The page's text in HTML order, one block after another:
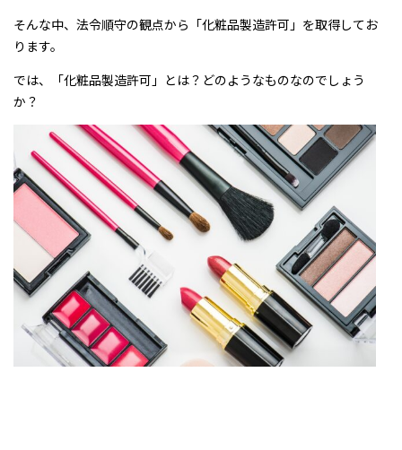
そんな中、法令順守の観点から「化粧品製造許可」を取得してお
ります。
では、「化粧品製造許可」とは？どのようなものなのでしょう
か？